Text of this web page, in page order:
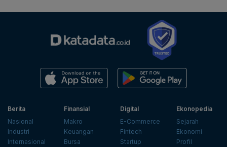
Berita
Nasional
Industri
Internasional
Finansial
Makro
Keuangan
Bursa
Digital
E-Commerce
Fintech
Startup
Ekonopedia
Sejarah
Ekonomi
Profil